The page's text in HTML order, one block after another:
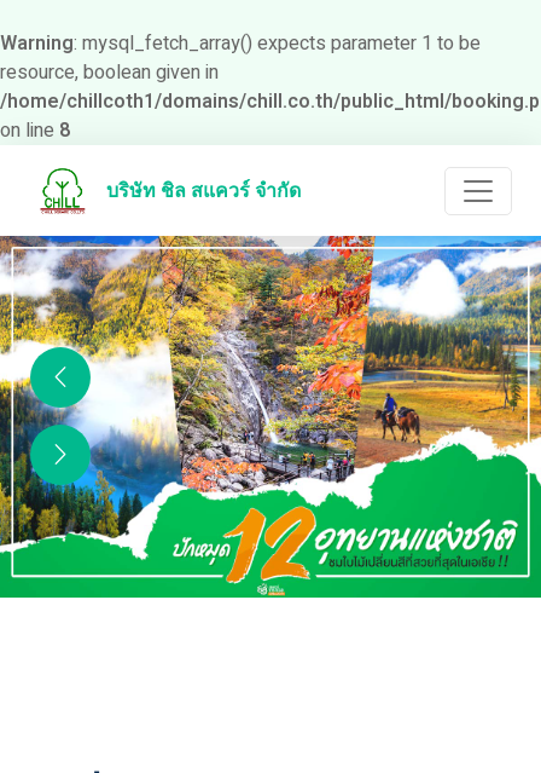
Warning: mysql_fetch_array() expects parameter 1 to be
resource, boolean given in
/home/chillcoth1/domains/chill.co.th/public_html/
on line 8
บริษัท ชิล สแควร์ จำกัด